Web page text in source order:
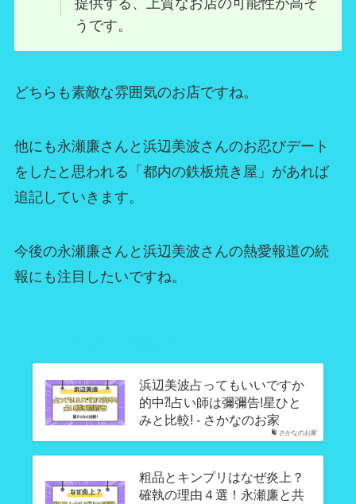
提供する、上質なお店の可能性が高そ
うです。
どちらも素敵な雰囲気のお店ですね。
他にも永瀬廉さんと浜辺美波さんのお忍びデート
をしたと思われる「都内の鉄板焼き屋」があれば
追記していきます。
今後の永瀬廉さんと浜辺美波さんの熱愛報道の続
報にも注目したいですね。
さかなのお家
浜辺美波占ってもいいですか
的中⁈占い師は彌彌告!星ひと
みと比較! - さかなのお家
粗品とキンプリはなぜ炎上？
確執の理由４選！永瀬廉と共